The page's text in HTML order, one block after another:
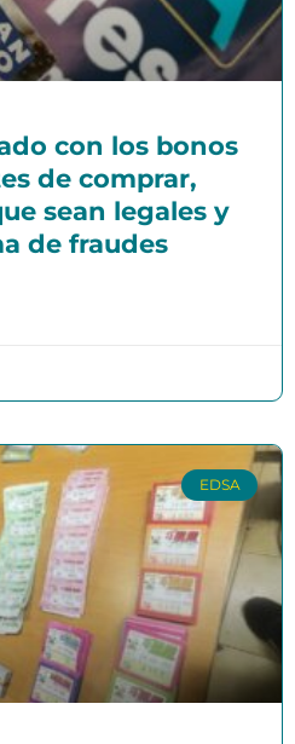
con los bonos
de comprar,
sean legales y
de fraudes
EDSA